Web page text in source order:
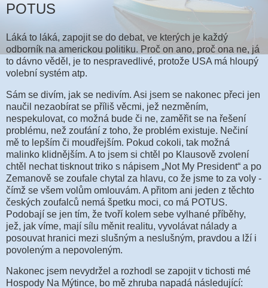
POTUS
Láká to láká, zapojit se do debat, ve kterých je každý
odborník na americkou politiku. Proč on ano, proč ona ne, já
to dávno věděl, je to nespravedlivé, protože USA má hloupý
volební systém atp.
Sám se divím, jak se nedivím. Asi jsem se nakonec přeci jen
naučil nezaobírat se příliš věcmi, jež nezměním,
nespekulovat, co možná bude či ne, zaměřit se na řešení
problému, než zoufání z toho, že problém existuje. Nečiní
mě to lepším či moudřejším. Pokud cokoli, tak možná
malinko klidnějším. A to jsem si chtěl po Klausově zvolení
chtěl nechat tisknout triko s nápisem „Not My President“ a po
Zemanově se zoufale chytal za hlavu, co že jsme to za voly -
čímž se všem volům omlouvám. A přitom ani jeden z těchto
českých zoufalců nemá špetku moci, co má POTUS.
Podobají se jen tím, že tvoří kolem sebe vylhané příběhy,
jež, jak víme, mají sílu měnit realitu, vyvolávat nálady a
posouvat hranici mezi slušným a neslušným, pravdou a lží i
povoleným a nepovoleným.
Nakonec jsem nevydržel a rozhodl se zapojit v tichosti mé
Hospody Na Mýtince, bo mě zhruba napadá následující: